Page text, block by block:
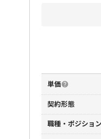
単価
契約形態
職種・ポジション